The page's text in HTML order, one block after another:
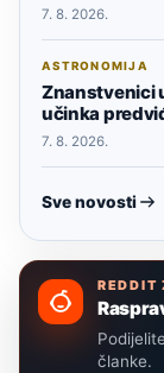
7. 8. 2026.
ASTRONOMIJA
Znanstvenici
učinka
7. 8. 2026.
Sve novosti
REDDIT
članke.